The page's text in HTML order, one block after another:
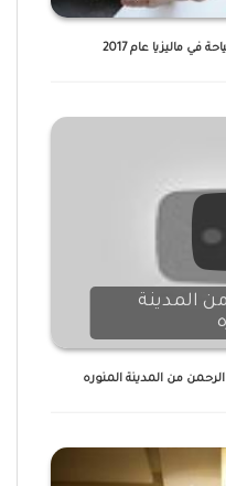
ماليزيا عام 2017
المدينة
من المدينة المنوره